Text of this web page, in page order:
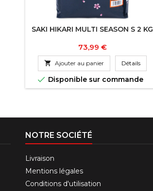
SAKI HIKARI MULTI SEASON S 2 KG
Prix
73,99 €
 Ajouter au panier Détails
 Disponible sur commande
NOTRE SOCIÉTÉ
Livraison
Mentions légales
Conditions d'utilisation